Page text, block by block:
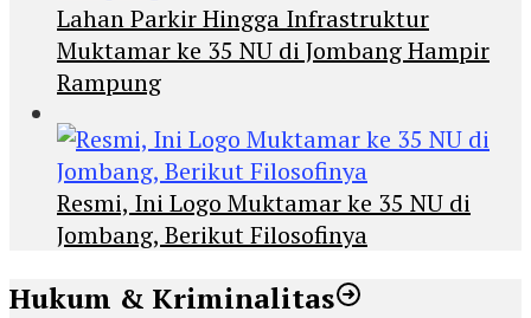
Lahan Parkir Hingga Infrastruktur
Muktamar ke 35 NU di Jombang Hampir
Rampung
Resmi, Ini Logo Muktamar ke 35 NU di
Jombang, Berikut Filosofinya
Hukum & Kriminalitas